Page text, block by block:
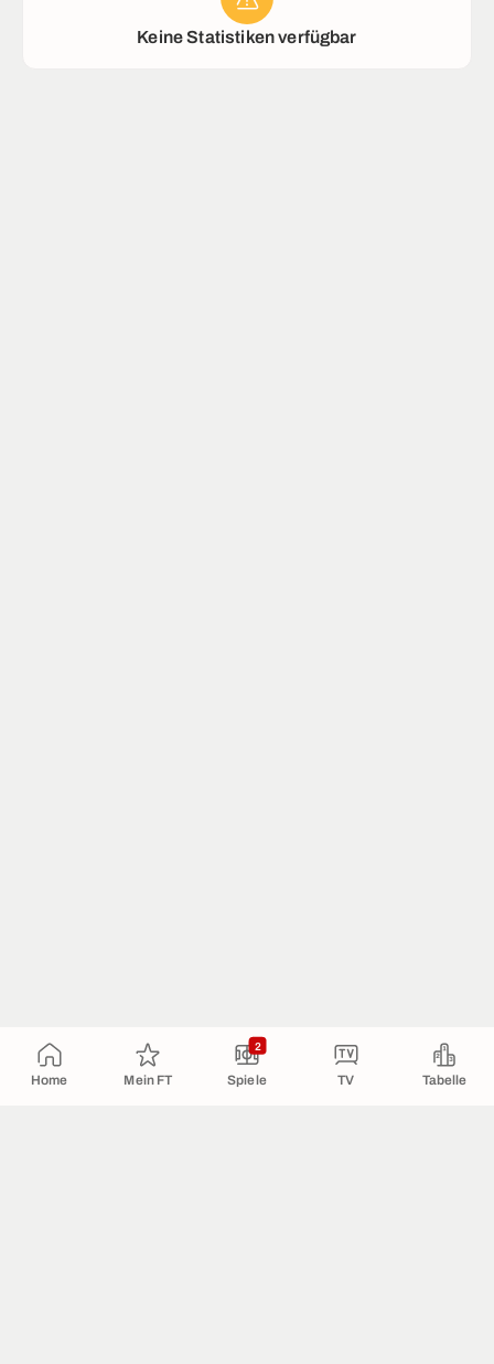
Home Mein FT Spiele
2
TV Tabelle
Keine Statistiken verfügbar